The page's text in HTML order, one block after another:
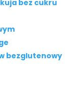
bez cukru
bezglutenowy